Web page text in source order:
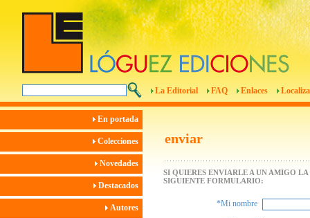
La Editorial FAQ Enlaces
En portada
Colecciones
Novedades
Destacados
Autores
enviar
SI QUIERES ENVIARLE A UN AMIGO
SIGUIENTE FORMULARIO:
*Mi nombre